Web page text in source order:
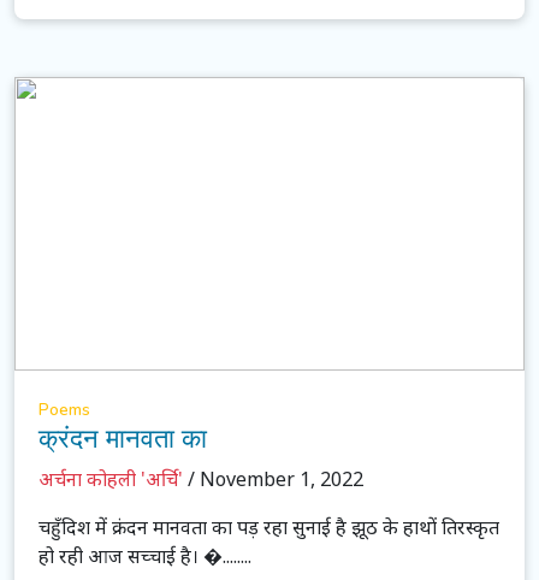
Poems
क्रंदन मानवता का
अर्चना कोहली 'अर्चि' / November 1, 2022
चहुँदिश में क्रंदन मानवता का पड़ रहा सुनाई है झूठ के हाथों तिरस्कृत
हो रही आज सच्चाई है। �........